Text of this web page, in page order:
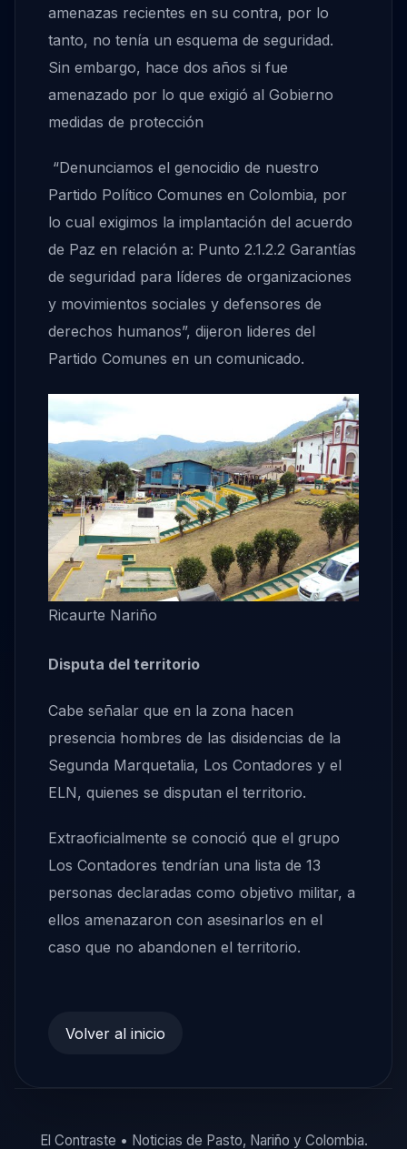
amenazas recientes en su contra, por lo
tanto, no tenía un esquema de seguridad.
Sin embargo, hace dos años si fue
amenazado por lo que exigió al Gobierno
medidas de protección
“Denunciamos el genocidio de nuestro
Partido Político Comunes en Colombia, por
lo cual exigimos la implantación del acuerdo
de Paz en relación a: Punto 2.1.2.2 Garantías
de seguridad para líderes de organizaciones
y movimientos sociales y defensores de
derechos humanos”, dijeron lideres del
Partido Comunes en un comunicado.
Ricaurte Nariño
Disputa del territorio
Cabe señalar que en la zona hacen
presencia hombres de las disidencias de la
Segunda Marquetalia, Los Contadores y el
ELN, quienes se disputan el territorio.
Extraoficialmente se conoció que el grupo
Los Contadores tendrían una lista de 13
personas declaradas como objetivo militar, a
ellos amenazaron con asesinarlos en el
caso que no abandonen el territorio.
Volver al inicio
El Contraste • Noticias de Pasto, Nariño y Colombia.